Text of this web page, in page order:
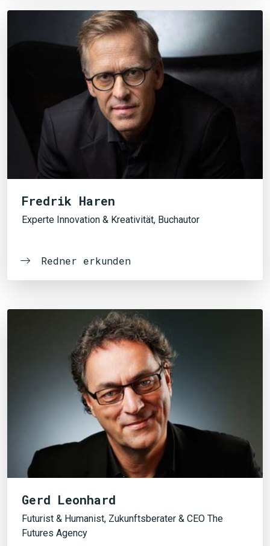
Fredrik Haren
Experte Innovation & Kreativität, Buchautor
Redner erkunden
Gerd Leonhard
Futurist & Humanist, Zukunftsberater & CEO The
Futures Agency